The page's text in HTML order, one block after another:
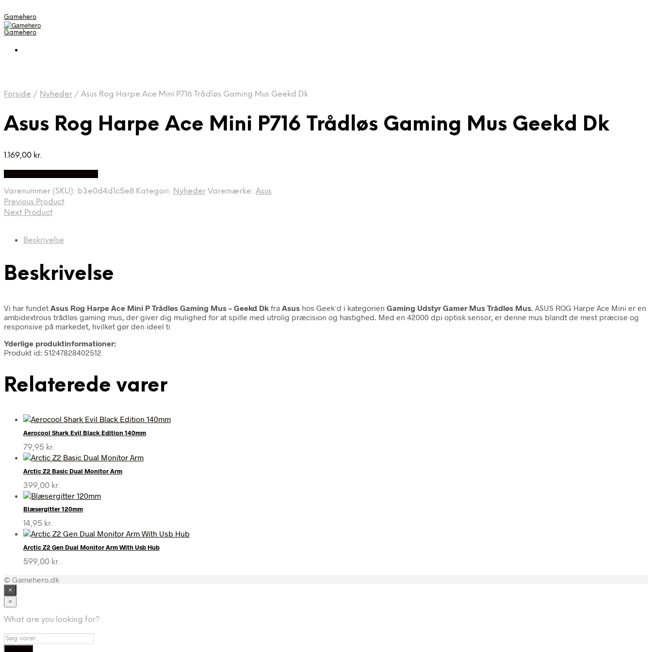
Gamehero
Gamehero
Forside / Nyheder / Asus Rog Harpe Ace Mini P716 Trådløs Gaming Mus Geekd Dk
Asus Rog Harpe Ace Mini P716 Trådløs Gaming Mus Geekd Dk
1.169,00 kr.
Varenummer (SKU): b3e0d4d1c5e8 Kategori: Nyheder Varemærke: Asus
Previous Product
Next Product
Beskrivelse
Beskrivelse
Vi har fundet Asus Rog Harpe Ace Mini P Trådløs Gaming Mus – Geekd Dk fra Asus hos Geek´d i kategorien Gaming Udstyr Gamer Mus Trådløs Mus . ASUS ROG Harpe Ace Mini er en
ambidextrous trådløs gaming mus, der giver dig mulighed for at spille med utrolig præcision og hastighed. Med en 42000 dpi optisk sensor, er denne mus blandt de mest præcise og
responsive på markedet, hvilket gør den ideel ti
Yderlige produktinformationer:
Produkt id: 51247828402512
Relaterede varer
Aerocool Shark Evil Black Edition 140mm
79,95 kr.
Arctic Z2 Basic Dual Monitor Arm
399,00 kr.
Blæsergitter 120mm
14,95 kr.
Arctic Z2 Gen Dual Monitor Arm With Usb Hub
599,00 kr.
© Gamehero.dk
×
×
What are you looking for?